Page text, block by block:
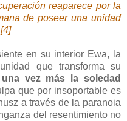
reaparece por la
de poseer una unidad
en su interior Ewa, la
que transforma su
una vez más la soledad
que por insoportable es
a través de la paranoia
del resentimiento no